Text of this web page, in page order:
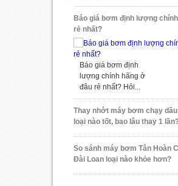
Báo giá bơm định lượng
rẻ nhất?
Báo giá bơm định
lượng chính hãng ở
đâu rẻ nhất? Hỏi...
Thay nhớt máy bơm chạy
loại nào tốt, bao lâu thay 1
So sánh máy bơm Tân Hoàn
Đài Loan loại nào khỏe hơn?